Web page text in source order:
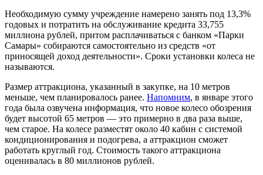
Необходимую сумму учреждение намерено занять под 13,3%
годовых и потратить на обслуживание кредита 33,755
миллиона рублей, притом расплачиваться с банком «Парки
Самары» собираются самостоятельно из средств «от
приносящей доход деятельности». Сроки установки колеса не
называются.
Размер аттракциона, указанный в закупке, на 10 метров
меньше, чем планировалось ранее. Напомним, в январе этого
года была озвучена информация, что новое колесо обозрения
будет высотой 65 метров — это примерно в два раза выше,
чем старое. На колесе разместят около 40 кабин с системой
кондиционирования и подогрева, а аттракцион сможет
работать круглый год. Стоимость такого аттракциона
оценивалась в 80 миллионов рублей.